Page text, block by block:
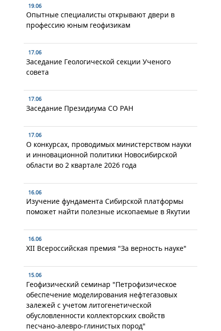
19.06
Опытные специалисты открывают двери в
профессию юным геофизикам
17.06
Заседание Геологической секции Ученого
совета
17.06
Заседание Президиума СО РАН
17.06
О конкурсах, проводимых министерством науки
и инновационной политики Новосибирской
области во 2 квартале 2026 года
16.06
Изучение фундамента Сибирской платформы
поможет найти полезные ископаемые в Якутии
16.06
XII Всероссийская премия "За верность науке"
15.06
Геофизический семинар "Петрофизическое
обеспечение моделирования нефтегазовых
залежей с учетом литогенетической
обусловленности коллекторских свойств
песчано-алевро-глинистых пород"